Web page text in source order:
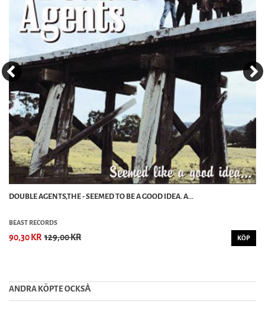
DOUBLE AGENTS,THE - SEEMED TO BE A GOOD IDEA. A...
BEAST RECORDS
90,30 KR 129,00 KR KÖP
ANDRA KÖPTE OCKSȦ